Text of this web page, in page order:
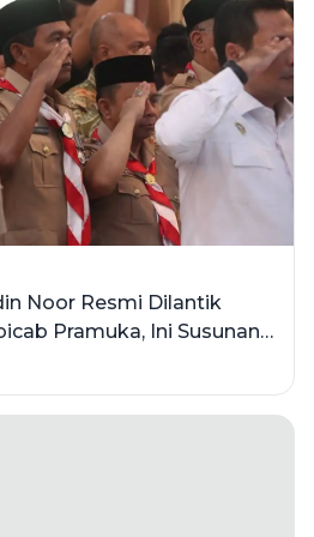
Dulu?
Noor Resmi Dilantik
Pramuka, Ini Susunan